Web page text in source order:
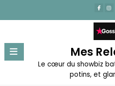
contenu
Mes
Le cœur du showbiz
potins, et